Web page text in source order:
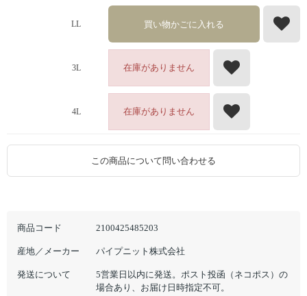
商品コード 2100425485203
産地／メーカー パイプニット株式会社
発送について
5営業日以内に発送。ポスト投函（ネコポス）の
場合あり、お届け日時指定不可。
LL 買い物かごに入れる
3L 在庫がありません
4L 在庫がありません
この商品について問い合わせる